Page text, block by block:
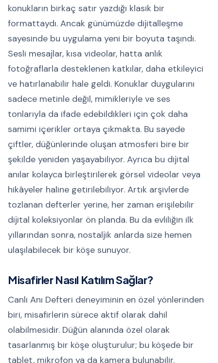
konukların birkaç satır yazdığı klasik bir
formattaydı. Ancak günümüzde dijitalleşme
sayesinde bu uygulama yeni bir boyuta taşındı.
Sesli mesajlar, kısa videolar, hatta anlık
fotoğraflarla desteklenen katkılar, daha etkileyici
ve hatırlanabilir hale geldi. Konuklar duygularını
sadece metinle değil, mimikleriyle ve ses
tonlarıyla da ifade edebildikleri için çok daha
samimi içerikler ortaya çıkmakta. Bu sayede
çiftler, düğünlerinde oluşan atmosferi bire bir
şekilde yeniden yaşayabiliyor. Ayrıca bu dijital
anılar kolayca birleştirilerek görsel videolar veya
hikâyeler haline getirilebiliyor. Artık arşivlerde
tozlanan defterler yerine, her zaman erişilebilir
dijital koleksiyonlar ön planda. Bu da evliliğin ilk
yıllarından sonra, nostaljik anlarda size hemen
ulaşılabilecek bir köşe sunuyor.
Misafirler Nasıl Katılım Sağlar?
Canlı Anı Defteri deneyiminin en özel yönlerinden
biri, misafirlerin sürece aktif olarak dahil
olabilmesidir. Düğün alanında özel olarak
tasarlanmış bir köşe oluşturulur; bu köşede bir
tablet, mikrofon ya da kamera bulunabilir.